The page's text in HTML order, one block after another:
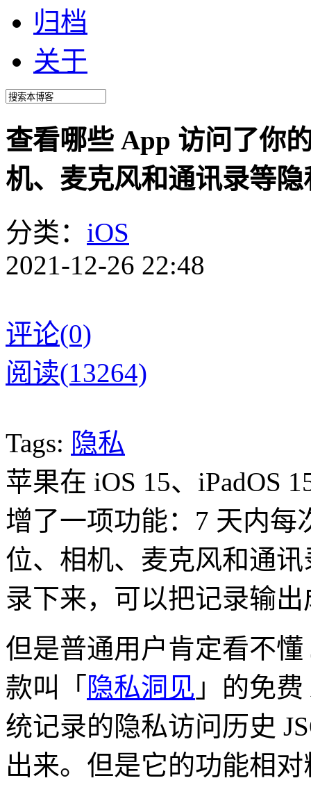
归档
关于
查看哪些 App 访问了你
机、麦克风和通讯录等
分类： iOS
2021-12-26 22:48
评论(0)
阅读(13264)
Tags: 隐私
苹果在 iOS 15、iPadOS
增了一项功能：7 天内每
位、相机、麦克风和通
录下来，可以把记录输出
但是普通用户肯定看不
款叫「 隐私洞见 」的免
统记录的隐私访问历史
出来。但是它的功能相